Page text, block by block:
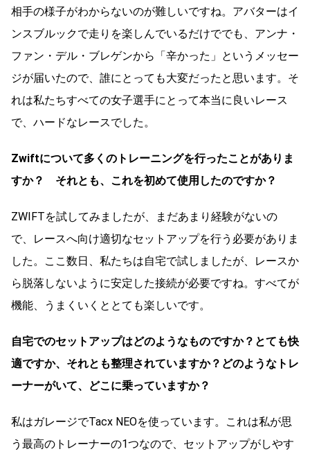
相手の様子がわからないのが難しいですね。アバターはイ
ンスブルックで走りを楽しんでいるだけででも、アンナ・
ファン・デル・ブレゲンから「辛かった」というメッセー
ジが届いたので、誰にとっても大変だったと思います。そ
れは私たちすべての女子選手にとって本当に良いレース
で、ハードなレースでした。
Zwiftについて多くのトレーニングを行ったことがありま
すか？ それとも、これを初めて使用したのですか？
ZWIFTを試してみましたが、まだあまり経験がないの
で、レースへ向け適切なセットアップを行う必要がありま
した。ここ数日、私たちは自宅で試しましたが、レースか
ら脱落しないように安定した接続が必要ですね。すべてが
機能、うまくいくととても楽しいです。
自宅でのセットアップはどのようなものですか？とても快
適ですか、それとも整理されていますか？どのようなトレ
ーナーがいて、どこに乗っていますか？
私はガレージでTacx NEOを使っています。これは私が思
う最高のトレーナーの1つなので、セットアップがしやす